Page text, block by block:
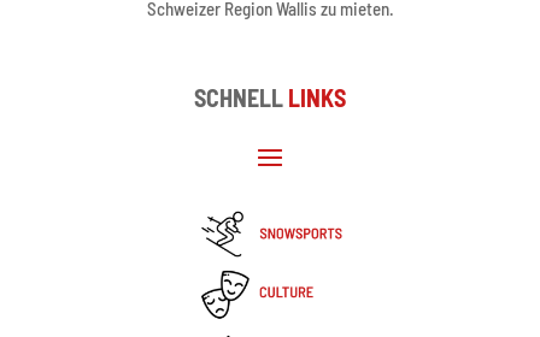
Schweizer Region Wallis zu mieten.
SCHNELL LINKS